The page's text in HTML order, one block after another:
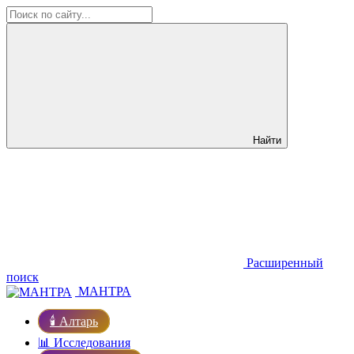
Найти
Расширенный
поиск
МАНТРА
🕯️ Алтарь
📊 Исследования